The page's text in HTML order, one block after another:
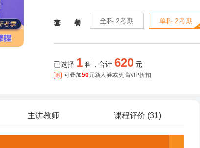
套 餐 全科 2考期 单科 2考期
已选择 1 科，合计 620 元
可叠加50元新人券或更高VIP折扣
主讲教师 课程评价 (31)